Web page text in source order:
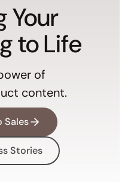
Your
to Life
of
content.
Sales
Stories